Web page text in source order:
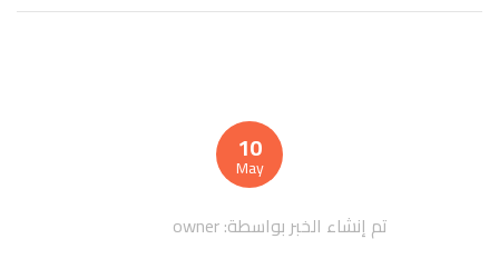
10
May
تم إنشاء الخبر بواسطة: